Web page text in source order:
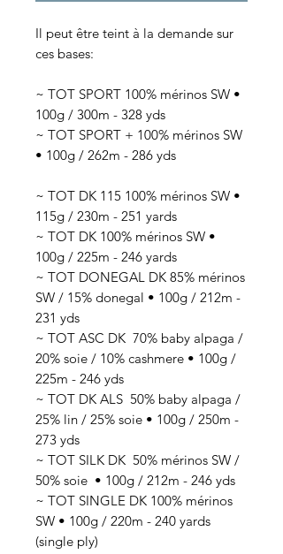
Il peut être teint à la demande sur
ces bases:
~ TOT SPORT 100% mérinos SW •
100g / 300m - 328 yds
~ TOT SPORT + 100% mérinos SW
• 100g / 262m - 286 yds
~ TOT DK 115 100% mérinos SW •
115g / 230m - 251 yards
~ TOT DK 100% mérinos SW •
100g / 225m - 246 yards
~ TOT DONEGAL DK 85% mérinos
SW / 15% donegal • 100g / 212m -
231 yds
~ TOT ASC DK 70% baby alpaga /
20% soie / 10% cashmere • 100g /
225m - 246 yds
~ TOT DK ALS 50% baby alpaga /
25% lin / 25% soie • 100g / 250m -
273 yds
~ TOT SILK DK 50% mérinos SW /
50% soie • 100g / 212m - 246 yds
~ TOT SINGLE DK 100% mérinos
SW • 100g / 220m - 240 yards
(single ply)